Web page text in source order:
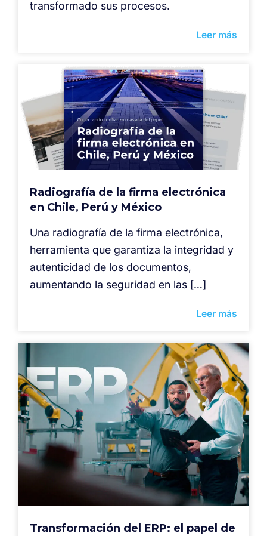
transformado sus procesos.
Leer más
Radiografía de la firma electrónica
en Chile, Perú y México
⁠Una radiografía de la firma electrónica,
herramienta que garantiza la integridad y
autenticidad de los documentos,
aumentando la seguridad en las […]
Leer más
Transformación del ERP: el papel de